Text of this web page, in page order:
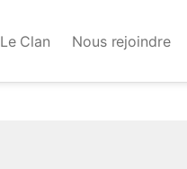
Le Clan Nous rejoindre